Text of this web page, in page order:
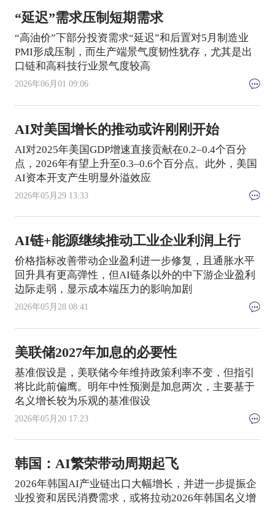
“延迟”需求压制短期需求
“高油价”下部分投资需求“延迟”和后置对5月制造业
PMI形成压制，而生产端景气度韧性犹存，尤其是出
口链和高科技行业景气度较高
2026年06月01 09:06
AI对美国增长的推动或许刚刚开始
AI对2025年美国GDP增速直接贡献在0.2–0.4个百分
点，2026年有望上升至0.3–0.6个百分点。此外，美国
AI资本开支产生明显外溢效应
2026年05月29 13:33
AI链+能源继续推动工业企业利润上行
价格指标改善带动企业盈利进一步修复，且通胀水平
回升具有更高弹性，但AI链条以外的中下游企业盈利
边际走弱，显示成本端压力的影响加剧
2026年05月28 08:41
美联储2027年加息的必要性
基准假设是，美联储今年维持政策利率不变，但指引
将比此前偏鹰。明年中性预测是加息两次，主要基于
名义增长较为乐观的基准假设
2026年05月20 17:23
韩国：AI繁荣带动周期起飞
2026年韩国AI产业链出口大幅增长，并进一步提振企
业投资和居民消费需求，或将拉动2026年韩国名义增